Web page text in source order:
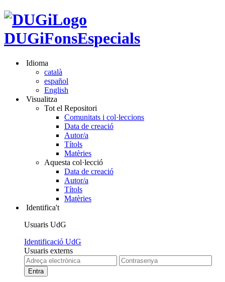
DUGiFonsEspecials
Idioma
català
español
English
Visualitza
Tot el Repositori
Comunitats i col·leccions
Data de creació
Autor/a
Títols
Matèries
Aquesta col·lecció
Data de creació
Autor/a
Títols
Matèries
Identifica't
Usuaris UdG
Identificació UdG
Usuaris externs